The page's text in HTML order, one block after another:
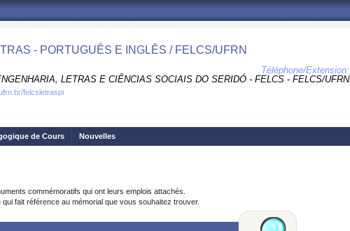
- PORTUGUÊS E INGLÊS / FELCS/UFRN
LETRAS E CIÊNCIAS SOCIAIS DO SERIDÓ - FELCS - FELCS/UFRN
Téléphone/Extension:
felcsletraspi
de Cours Nouvelles
commémoratifs qui ont leurs emplois attachés.
fait référence au mémorial que vous souhaitez trouver.